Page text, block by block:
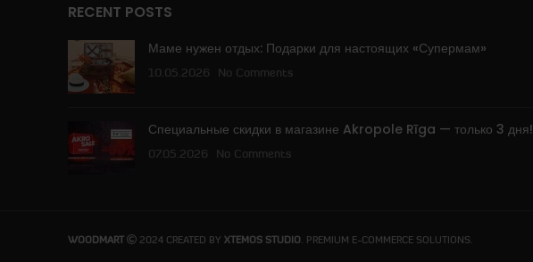
RECENT POSTS
Маме нужен отдых: Подарки для настоящих «Супермам»
10.05.2026 No Comments
Специальные скидки в магазине Akropole Rīga — только 3 дня!
07.05.2026 No Comments
WOODMART 2024 CREATED BY XTEMOS STUDIO . PREMIUM E-COMMERCE SOLUTIONS.